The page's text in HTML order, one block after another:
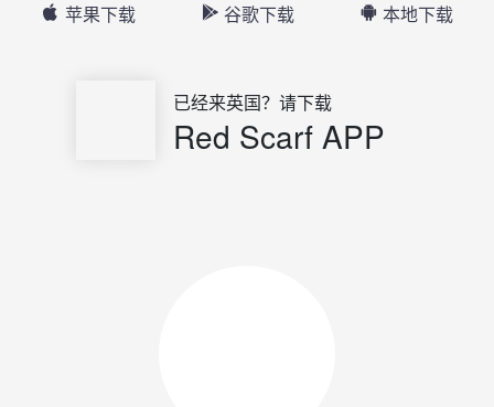
苹果下载 谷歌下载 本地下载
已经来英国？请下载
Red Scarf APP